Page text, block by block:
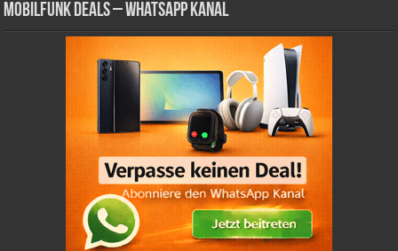
Mobilfunk Deals – WhatsApp Kanal